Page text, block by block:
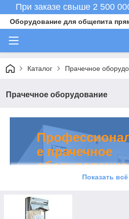
При заказе свыше 2 500
Оборудование для общепита
Каталог Прачечное
Прачечное оборудование
е прачечное
Казахстане
У нас вы найдете
Показать всё